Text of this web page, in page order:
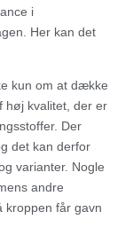
i
Her kan det
kun om at dække
høj kvalitet, der er
Der
det kan derfor
varianter. Nogle
andre
kroppen får gavn